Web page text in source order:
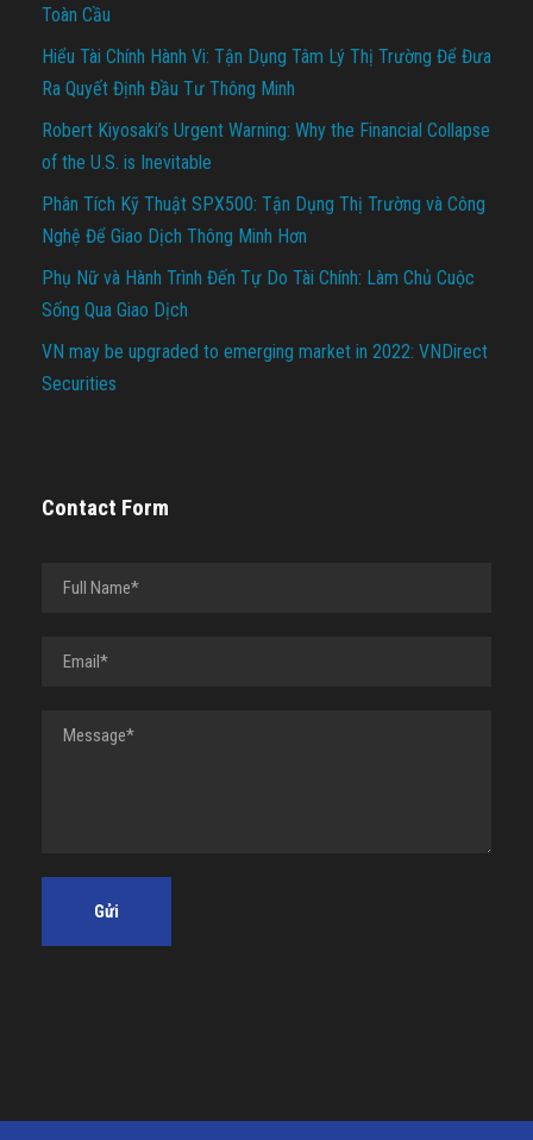
Toàn Cầu
Hiểu Tài Chính Hành Vi: Tận Dụng Tâm Lý Thị Trường Để Đưa
Ra Quyết Định Đầu Tư Thông Minh
Robert Kiyosaki’s Urgent Warning: Why the Financial Collapse
of the U.S. is Inevitable
Phân Tích Kỹ Thuật SPX500: Tận Dụng Thị Trường và Công
Nghệ Để Giao Dịch Thông Minh Hơn
Phụ Nữ và Hành Trình Đến Tự Do Tài Chính: Làm Chủ Cuộc
Sống Qua Giao Dịch
VN may be upgraded to emerging market in 2022: VNDirect
Securities
Contact Form